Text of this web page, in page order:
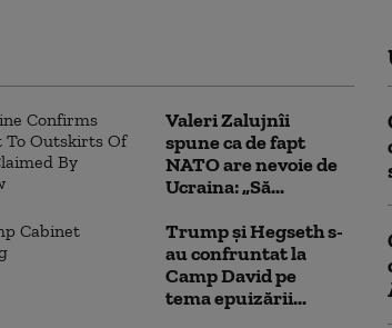
Valeri Zalujnîi
spune ca de fapt
NATO are nevoie de
Ucraina: „Să...
Trump şi Hegseth s-
au confruntat la
Camp David pe
tema epuizării...